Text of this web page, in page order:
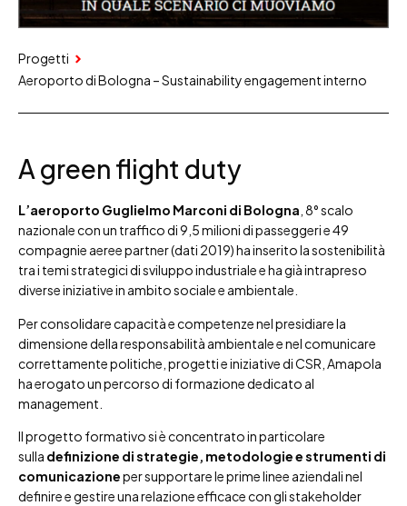
Progetti
Aeroporto di Bologna – Sustainability engagement interno
A green flight duty
L’aeroporto Guglielmo Marconi di Bologna , 8° scalo
nazionale con un traffico di 9,5 milioni di passeggeri e 49
compagnie aeree partner (dati 2019) ha inserito la sostenibilità
tra i temi strategici di sviluppo industriale e ha già intrapreso
diverse iniziative in ambito sociale e ambientale.
Per consolidare capacità e competenze nel presidiare la
dimensione della responsabilità ambientale e nel comunicare
correttamente politiche, progetti e iniziative di CSR, Amapola
ha erogato un percorso di formazione dedicato al
management.
Il progetto formativo si è concentrato in particolare
sulla definizione di strategie, metodologie e strumenti di
comunicazioneper supportare le prime linee aziendali nel
definire e gestire una relazione efficace con gli stakeholder